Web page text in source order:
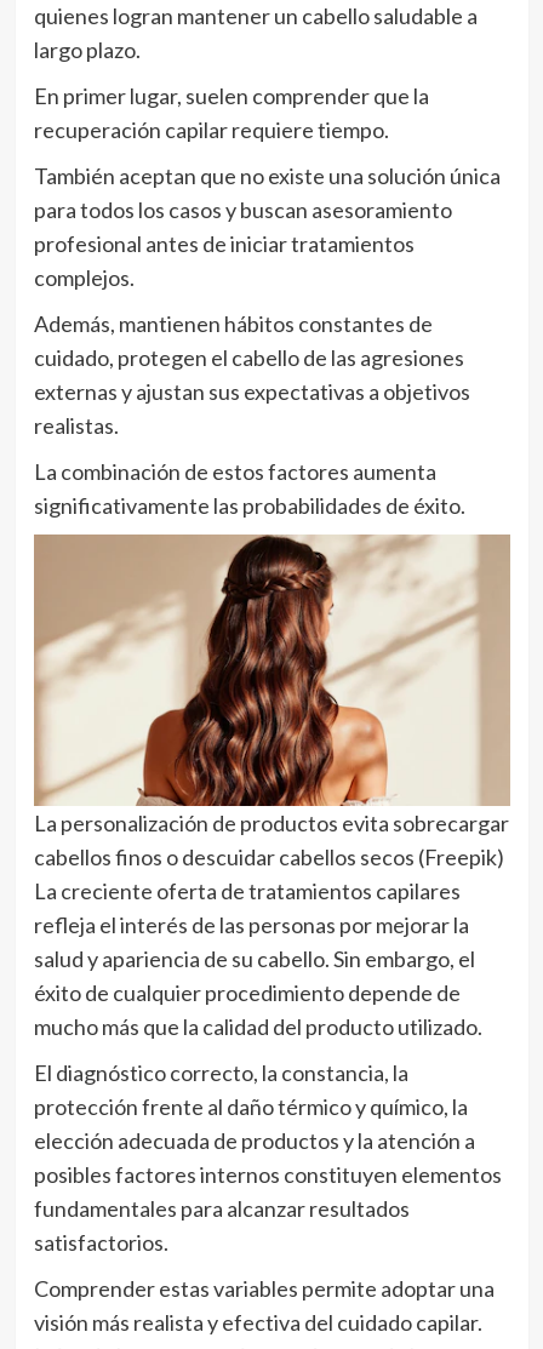
quienes logran mantener un cabello saludable a
largo plazo.
En primer lugar, suelen comprender que la
recuperación capilar requiere tiempo.
También aceptan que no existe una solución única
para todos los casos y buscan asesoramiento
profesional antes de iniciar tratamientos
complejos.
Además, mantienen hábitos constantes de
cuidado, protegen el cabello de las agresiones
externas y ajustan sus expectativas a objetivos
realistas.
La combinación de estos factores aumenta
significativamente las probabilidades de éxito.
La personalización de productos evita sobrecargar
cabellos finos o descuidar cabellos secos (Freepik)
La creciente oferta de tratamientos capilares
refleja el interés de las personas por mejorar la
salud y apariencia de su cabello. Sin embargo, el
éxito de cualquier procedimiento depende de
mucho más que la calidad del producto utilizado.
El diagnóstico correcto, la constancia, la
protección frente al daño térmico y químico, la
elección adecuada de productos y la atención a
posibles factores internos constituyen elementos
fundamentales para alcanzar resultados
satisfactorios.
Comprender estas variables permite adoptar una
visión más realista y efectiva del cuidado capilar.